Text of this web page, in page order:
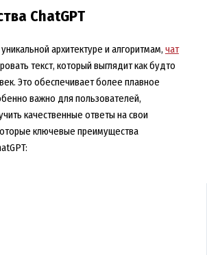
ChatGPT
архитектуре и алгоритмам, чат
текст, который выглядит как будто
Это обеспечивает более плавное
важно для пользователей,
качественные ответы на свои
ключевые преимущества